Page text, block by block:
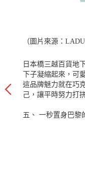
（圖片來源：
日本橋三越百貨地
下子凝縮起來，可
這品牌魅力就在巧
己，讓平時努力打
五、 一秒置身巴黎